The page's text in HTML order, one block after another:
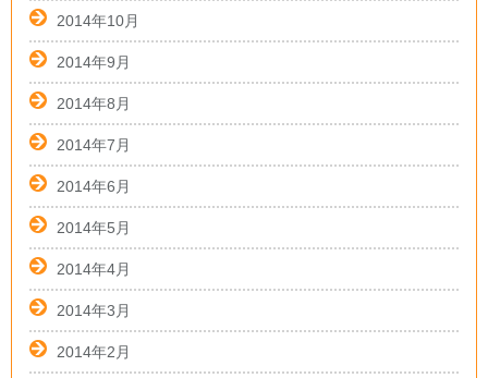
2014年10月
2014年9月
2014年8月
2014年7月
2014年6月
2014年5月
2014年4月
2014年3月
2014年2月